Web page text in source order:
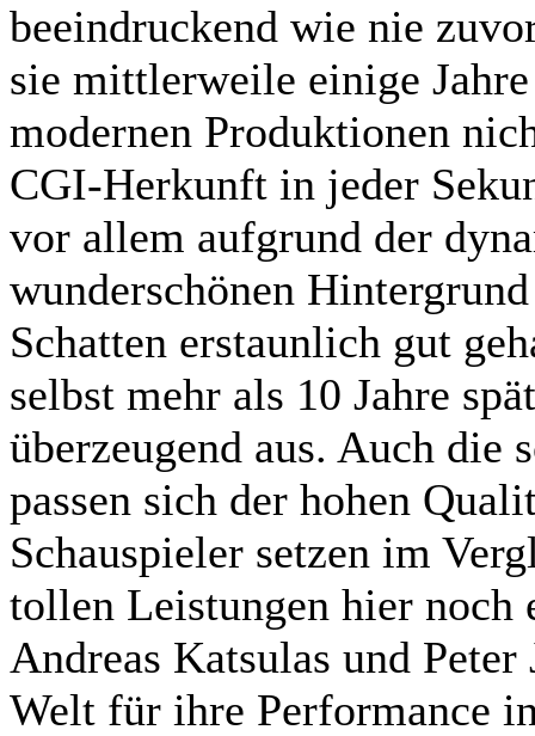
beeindruckend wie nie
sie mittlerweile einige
modernen Produktionen
CGI-Herkunft in jeder
vor allem aufgrund der
wunderschönen
Schatten erstaunlich gut
selbst mehr als 10 Jahre
überzeugend aus. Auch die
passen sich der hohen
Schauspieler setzen im
tollen Leistungen hier noch
Andreas Katsulas und
Welt für ihre Performance